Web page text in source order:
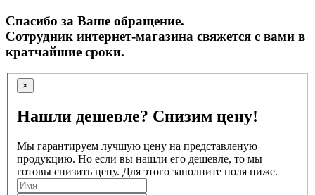
Спасибо за Ваше обращение.
Сотрудник интернет-магазина свяжется с вами в
кратчайшие сроки.
×
Нашли дешевле? Снизим цену!
Мы гарантируем лучшую цену на представленую
продукцию. Но если вы нашли его дешевле, то мы
готовы снизить цену. Для этого заполните поля ниже.